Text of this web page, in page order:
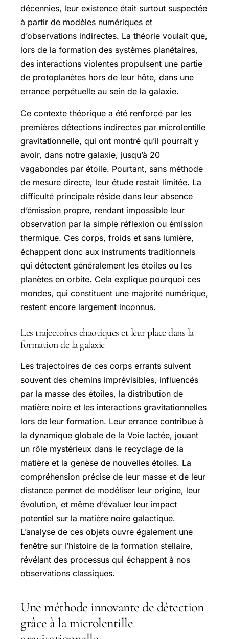
décennies, leur existence était surtout suspectée
à partir de modèles numériques et
d’observations indirectes. La théorie voulait que,
lors de la formation des systèmes planétaires,
des interactions violentes propulsent une partie
de protoplanètes hors de leur hôte, dans une
errance perpétuelle au sein de la galaxie.
Ce contexte théorique a été renforcé par les
premières détections indirectes par microlentille
gravitationnelle, qui ont montré qu’il pourrait y
avoir, dans notre galaxie, jusqu’à 20
vagabondes par étoile. Pourtant, sans méthode
de mesure directe, leur étude restait limitée. La
difficulté principale réside dans leur absence
d’émission propre, rendant impossible leur
observation par la simple réflexion ou émission
thermique. Ces corps, froids et sans lumière,
échappent donc aux instruments traditionnels
qui détectent généralement les étoiles ou les
planètes en orbite. Cela explique pourquoi ces
mondes, qui constituent une majorité numérique,
restent encore largement inconnus.
Les trajectoires chaotiques et leur place dans la
formation de la galaxie
Les trajectoires de ces corps errants suivent
souvent des chemins imprévisibles, influencés
par la masse des étoiles, la distribution de
matière noire et les interactions gravitationnelles
lors de leur formation. Leur errance contribue à
la dynamique globale de la Voie lactée, jouant
un rôle mystérieux dans le recyclage de la
matière et la genèse de nouvelles étoiles. La
compréhension précise de leur masse et de leur
distance permet de modéliser leur origine, leur
évolution, et même d’évaluer leur impact
potentiel sur la matière noire galactique.
L’analyse de ces objets ouvre également une
fenêtre sur l’histoire de la formation stellaire,
révélant des processus qui échappent à nos
observations classiques.
Une méthode innovante de détection
grâce à la microlentille